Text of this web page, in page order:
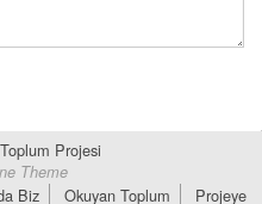
Projesi
Theme
Biz Okuyan Toplum Projeye